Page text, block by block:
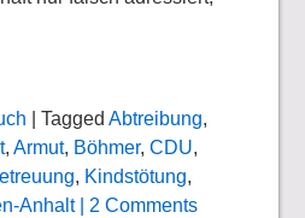
| Tagged Abtreibung,
, Armut, Böhmer, CDU,
, Kindstötung,
Anhalt| 2 Comments